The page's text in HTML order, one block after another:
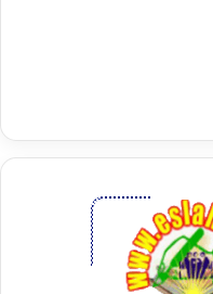
را كه مركز فرماندهي است، به
از شياطين از جاي خود بر
آساني نيست و اگر عـده اي
كنيد.حال كداميك از شما مي
فرماندهان ارشد كه جلو همه